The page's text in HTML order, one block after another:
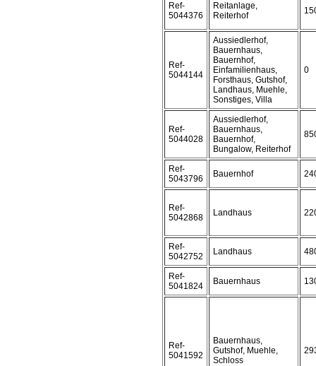
Ref-
5044376
Reitanlage,
Reiterhof
Ref-
5044144
Aussiedlerhof,
Bauernhaus,
Bauernhof,
Einfamilienhaus,
Forsthaus, Gutshof,
Landhaus, Muehle,
Sonstiges, Villa
0
Ref-
5044028
Aussiedlerhof,
Bauernhaus,
Bauernhof,
Bungalow, Reiterhof
Ref-
5043796
Bauernhof
Ref-
5042868
Landhaus
Ref-
5042752
Landhaus
Ref-
5041824
Bauernhaus
Ref-
5041592
Bauernhaus,
Gutshof, Muehle,
Schloss